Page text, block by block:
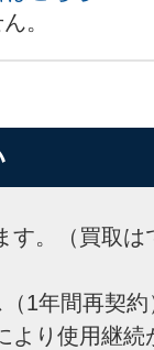
。
す。（買取は
1年間再契
より使用継続